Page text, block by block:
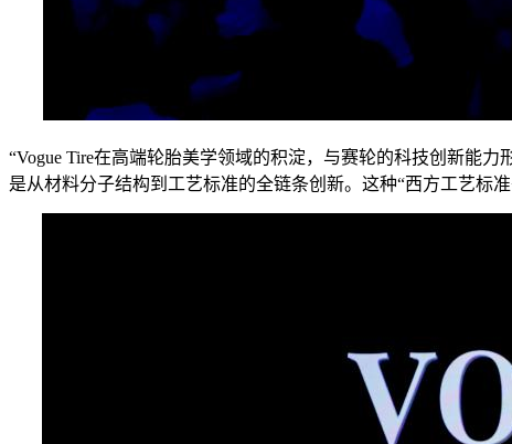
“Vogue Tire在高端轮胎美学领域的积淀，与赛轮的科技创新能
是从材料分子结构到工艺标准的全链条创新。这种“西方工艺标